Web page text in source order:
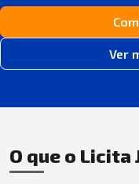
Ver
O que o Licita